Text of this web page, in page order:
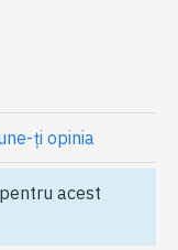
ţi opinia
acest